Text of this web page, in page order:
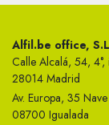
Alfil.be office, S.L
Calle Alcalá, 54, 4°,
28014 Madrid
Av. Europa, 35
08700 Igualada